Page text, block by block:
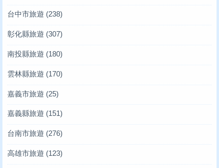
台中市旅遊 (238)
彰化縣旅遊 (307)
南投縣旅遊 (180)
雲林縣旅遊 (170)
嘉義市旅遊 (25)
嘉義縣旅遊 (151)
台南市旅遊 (276)
高雄市旅遊 (123)